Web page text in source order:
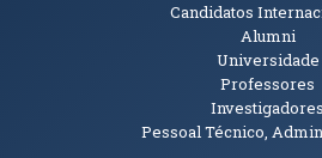
Candidatos
Alumni
Universidade
Professores
Investigadores
Pessoal Técnico,